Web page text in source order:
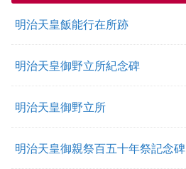
明治天皇飯能行在所跡
明治天皇御野立所紀念碑
明治天皇御野立所
明治天皇御親祭百五十年祭記念碑